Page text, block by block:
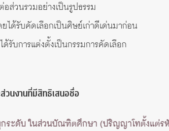
อส่วนรวมอย่างเป็นรูปธรรม
ยได้รับคัดเลือกเป็นศิษย์เก่าดีเด่นมาก่อน
ด้รับการแต่งตั้งเป็นกรรมการคัดเลือก
วนงานที่มีสิทธิเสนอชื่อ
ระดับ ในส่วนบัณฑิตศึกษา (ปริญญาโทตั้งแต่ร